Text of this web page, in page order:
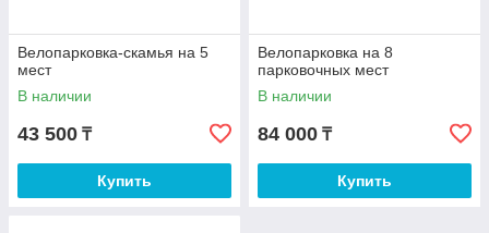
Велопарковка-скамья на 5
мест
В наличии
43 500 ₸
Купить
Велопарковка на 8
парковочных мест
В наличии
84 000 ₸
Купить